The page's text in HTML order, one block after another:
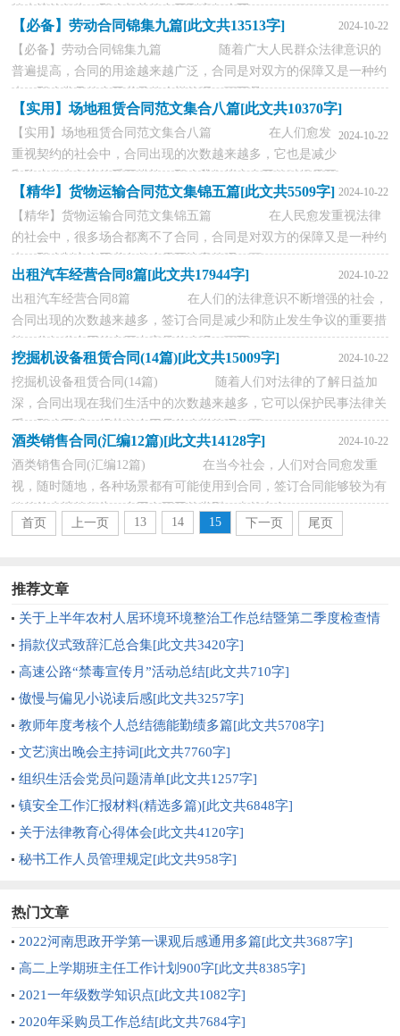
约束违约行为。那么相关的合同到底怎么写...
【必备】劳动合同锦集九篇[此文共13513字] 2024-10-22
【必备】劳动合同锦集九篇 随着广大人民群众法律意识的
普遍提高，合同的用途越来越广泛，合同是对双方的保障又是一种约
束。那么常见的合同书是什么样的呢？下面是...
【实用】场地租赁合同范文集合八篇[此文共10370字]
2024-10-22
【实用】场地租赁合同范文集合八篇 在人们愈发
重视契约的社会中，合同出现的次数越来越多，它也是减少
和防止发生争议的重要措施。那么我们拟定合同的时候需要
注...
【精华】货物运输合同范文集锦五篇[此文共5509字] 2024-10-22
【精华】货物运输合同范文集锦五篇 在人民愈发重视法律
的社会中，很多场合都离不了合同，合同是对双方的保障又是一种约
束。那么制定合同书有什么需要注意的呢？下...
出租汽车经营合同8篇[此文共17944字] 2024-10-22
出租汽车经营合同8篇 在人们的法律意识不断增强的社会，
合同出现的次数越来越多，签订合同是减少和防止发生争议的重要措
施。你知道合同的主要内容是什么吗？下面...
挖掘机设备租赁合同(14篇)[此文共15009字] 2024-10-22
挖掘机设备租赁合同(14篇) 随着人们对法律的了解日益加
深，合同出现在我们生活中的次数越来越多，它可以保护民事法律关
系。那么正式、规范的合同是什么样的呢？下...
酒类销售合同(汇编12篇)[此文共14128字] 2024-10-22
酒类销售合同(汇编12篇) 在当今社会，人们对合同愈发重
视，随时随地，各种场景都有可能使用到合同，签订合同能够较为有
效的约束违约行为。合同有不同的类型，当然也有...
首页
上一页 13 14 15 下一页 尾页
推荐文章
关于上半年农村人居环境环境整治工作总结暨第二季度检查情
况的通报[此文共2657字]
捐款仪式致辞汇总合集[此文共3420字]
高速公路“禁毒宣传月”活动总结[此文共710字]
傲慢与偏见小说读后感[此文共3257字]
教师年度考核个人总结德能勤绩多篇[此文共5708字]
文艺演出晚会主持词[此文共7760字]
组织生活会党员问题清单[此文共1257字]
镇安全工作汇报材料(精选多篇)[此文共6848字]
关于法律教育心得体会[此文共4120字]
秘书工作人员管理规定[此文共958字]
热门文章
2022河南思政开学第一课观后感通用多篇[此文共3687字]
高二上学期班主任工作计划900字[此文共8385字]
2021一年级数学知识点[此文共1082字]
2020年采购员工作总结[此文共7684字]